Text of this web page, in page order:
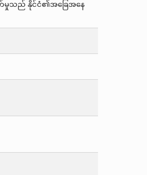
က်မှုသည် နိုင်ငံ၏အခြေအနေ